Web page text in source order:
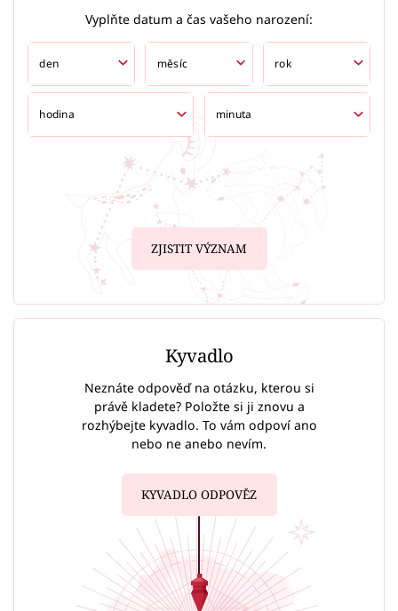
Vyplňte datum a čas vašeho narození:
ZJISTIT VÝZNAM
Kyvadlo
Neznáte odpověď na otázku, kterou si
právě kladete? Položte si ji znovu a
rozhýbejte kyvadlo. To vám odpoví ano
nebo ne anebo nevím.
KYVADLO ODPOVĚZ